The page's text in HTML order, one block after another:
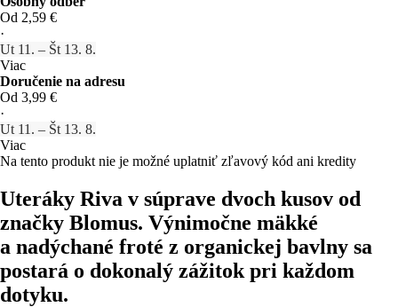
Od 2,59 €
·
Ut 11. – Št 13. 8.
Viac
Doručenie na adresu
Od 3,99 €
·
Ut 11. – Št 13. 8.
Viac
Na tento produkt nie je možné uplatniť zľavový kód ani kredity
Uteráky Riva v súprave dvoch kusov od
značky Blomus. Výnimočne mäkké
a nadýchané froté z organickej bavlny sa
postará o dokonalý zážitok pri každom
dotyku.